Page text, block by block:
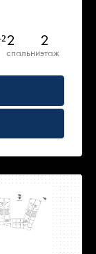
2
спальни
2
этаж